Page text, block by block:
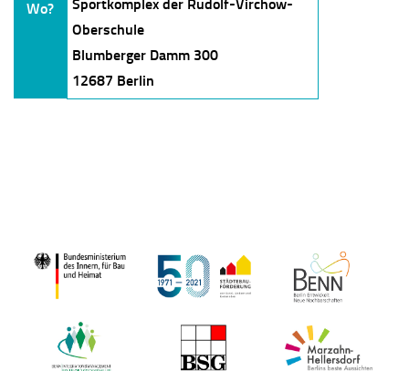
Wo?
Sportkomplex der Rudolf-Virchow-
Oberschule
Blumberger Damm 300
12687 Berlin